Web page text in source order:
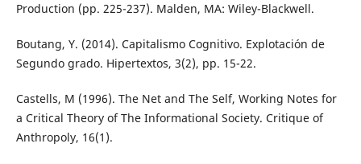
Production (pp. 225-237). Malden, MA: Wiley-Blackwell.
Boutang, Y. (2014). Capitalismo Cognitivo. Explotación de
Segundo grado. Hipertextos, 3(2), pp. 15-22.
Castells, M (1996). The Net and The Self, Working Notes for
a Critical Theory of The Informational Society. Critique of
Anthropoly, 16(1).